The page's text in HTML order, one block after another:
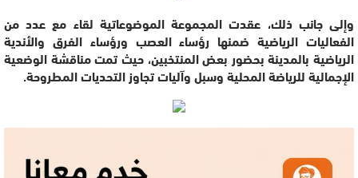
وإلى جانب ذلك، عقدت المجموعة الموضوعاتية لقاء مع عدد من
الفعاليات الرياضية ضمنها رؤساء العصب ورؤساء الفرق والأندية
الرياضية بالمدينة بحضور بعض المنتخبين، حيث تمت مناقشة الوضعية
الإجمالية للرياضة المحلية وسبل وآليات تجاوز التحديات المطروحة.